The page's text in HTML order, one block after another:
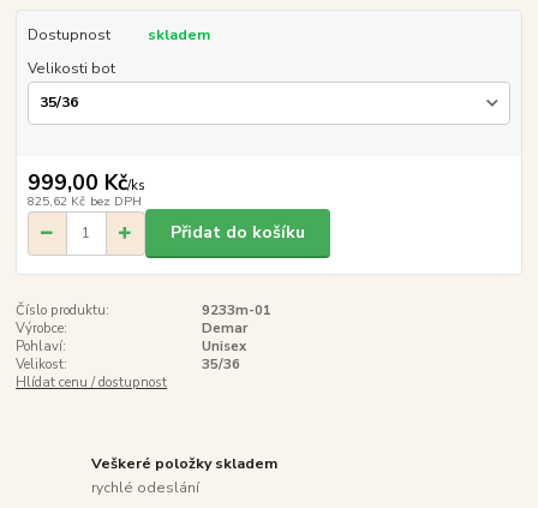
Dostupnost
skladem
Velikosti bot
999,00 Kč/ks
825,62 Kč bez DPH
Přidat do košíku
Číslo produktu:
9233m-01
Výrobce:
Demar
Pohlaví:
Unisex
Velikost:
35/36
Hlídat cenu / dostupnost
Veškeré položky skladem
rychlé odeslání